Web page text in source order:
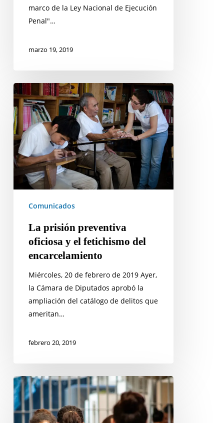
Nacional
Ejecución
Penal
marco de la Ley Nacional de Ejecución
Penal"…
marzo 19, 2019
La
prisión
preventiva
oficiosa
y
el
fetichismo
encarcelamiento
Comunicados
La prisión preventiva
oficiosa y el fetichismo del
encarcelamiento
Miércoles, 20 de febrero de 2019 Ayer,
la Cámara de Diputados aprobó la
ampliación del catálogo de delitos que
ameritan…
febrero 20, 2019
El
cierre
de